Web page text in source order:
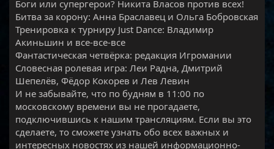
Боги или супергерои? Никита Власов против всех!
Битва за корону: Анна Браславец и Ольга Бобровская
Тренировка к турниру Just Dance: Владимир
Акиньшин и все-все-все
Фантастическая четвёрка: редакция Игромании
Словесная ролевая игра: Леи Радна, Дмитрий
Шепелёв, Фёдор Кокорев и Лев Левин
И не забывайте, что по будням в 11:00 по
московскому времени вы не прогадаете,
подключившись к нашим трансляциям. Если вы это
сделаете, то сможете узнать обо всех важных и
интересных новостях из нашей информационно-